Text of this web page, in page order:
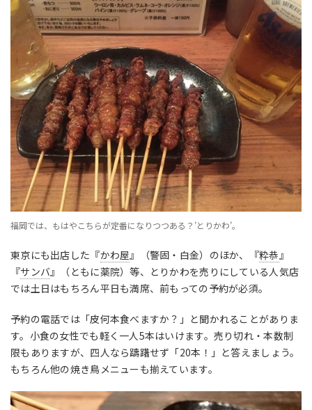
福岡では、もはやこちらが定番になりつつある？’とりかわ’。
東京にも出店した『かわ屋』（警固・白金）のほか、『粋恭』
『サンバ』（ともに薬院）等、とりかわを売りにしている人気店
では土日はもちろん平日も満席、前もっての予約が必須。
予約の電話では「皮何本食べますか？」と聞かれることがありま
す。小食の女性でも軽く一人5本はいけます。売り切れ・本数制
限もありますが、四人なら躊躇せず「20本！」と答えましょう。
もちろん他の焼き鳥メニューも揃えています。